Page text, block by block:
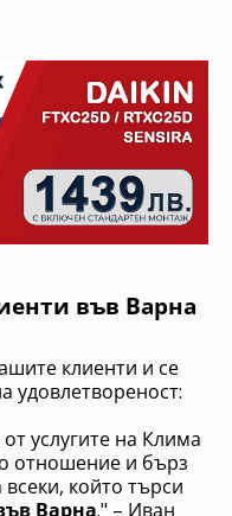
във Варна
клиенти и се
удовлетвореност:
услугите на Клима
отношение и бърз
който търси
Варна." – Иван